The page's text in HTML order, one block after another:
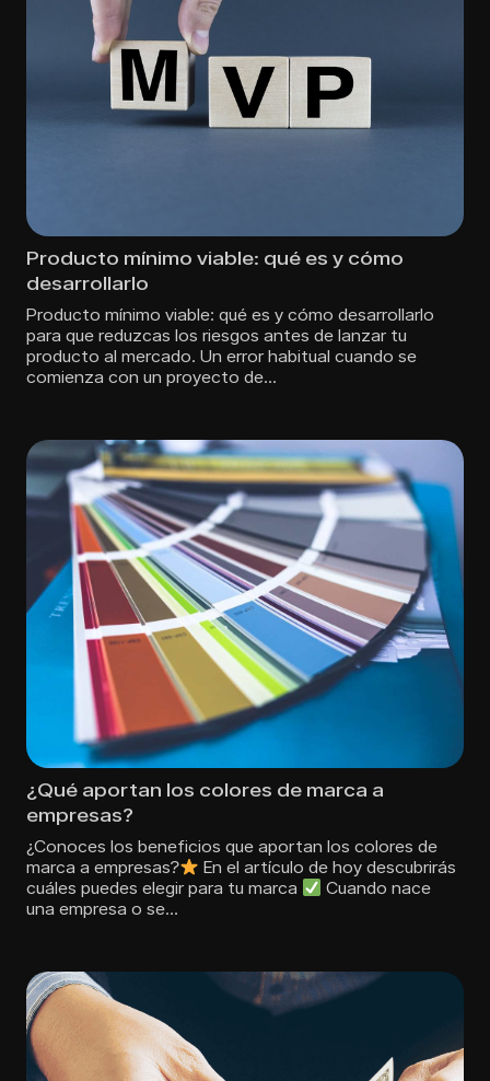
Producto mínimo viable: qué es y cómo
desarrollarlo
Producto mínimo viable: qué es y cómo desarrollarlo
para que reduzcas los riesgos antes de lanzar tu
producto al mercado. Un error habitual cuando se
comienza con un proyecto de…
¿Qué aportan los colores de marca a
empresas?
¿Conoces los beneficios que aportan los colores de
marca a empresas?
En el artículo de hoy descubrirás
cuáles puedes elegir para tu marca
Cuando nace
una empresa o se…